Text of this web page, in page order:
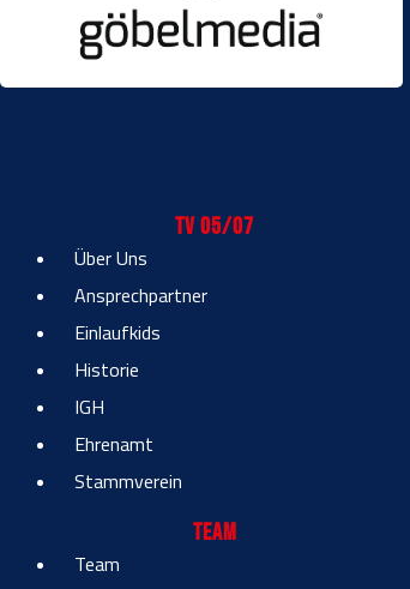
TV 05/07
Über Uns
Ansprechpartner
Einlaufkids
Historie
IGH
Ehrenamt
Stammverein
Team
Team